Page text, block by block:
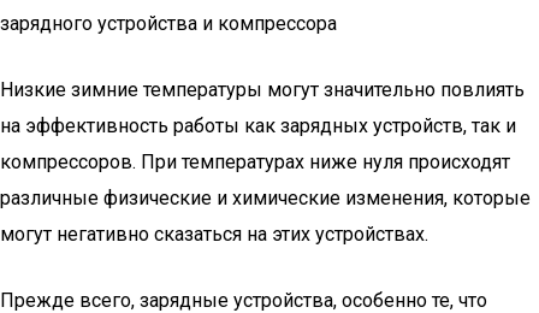
зарядного устройства и компрессора
Низкие зимние температуры могут значительно повлиять
на эффективность работы как зарядных устройств, так и
компрессоров. При температурах ниже нуля происходят
различные физические и химические изменения, которые
могут негативно сказаться на этих устройствах.
Прежде всего, зарядные устройства, особенно те, что